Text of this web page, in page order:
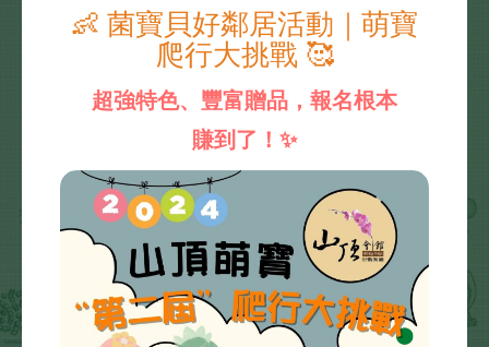
👶 菌寶貝好鄰居活動｜萌寶
爬行大挑戰 🥰
超強特色、豐富贈品，報名根本
賺到了！✨